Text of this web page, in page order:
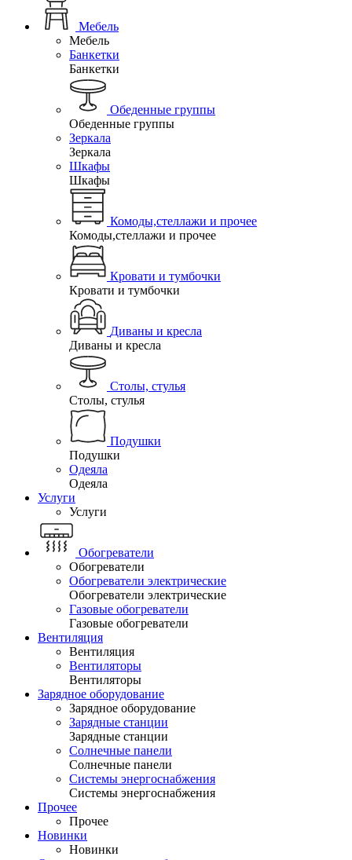
Мебель
Мебель
Банкетки
Банкетки
Обеденные группы
Обеденные группы
Зеркала
Зеркала
Шкафы
Шкафы
Комоды,стеллажи и прочее
Комоды,стеллажи и прочее
Кровати и тумбочки
Кровати и тумбочки
Диваны и кресла
Диваны и кресла
Столы, стулья
Столы, стулья
Подушки
Подушки
Одеяла
Одеяла
Услуги
Услуги
Обогреватели
Обогреватели
Обогреватели электрические
Обогреватели электрические
Газовые обогреватели
Газовые обогреватели
Вентиляция
Вентиляция
Вентиляторы
Вентиляторы
Зарядное оборудование
Зарядное оборудование
Зарядные станции
Зарядные станции
Солнечные панели
Солнечные панели
Системы энергоснабжения
Системы энергоснабжения
Прочее
Прочее
Новинки
Новинки